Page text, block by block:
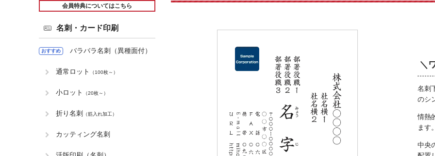
＼
名刺
のシ
情熱
ます
中央
会員特典についてはこちら
名刺・カード印刷
おすすめ バラバラ名刺（異種面付）
通常ロット （100枚～）
小ロット （20枚～）
折り名刺 （筋入れ加工）
カッティング名刺